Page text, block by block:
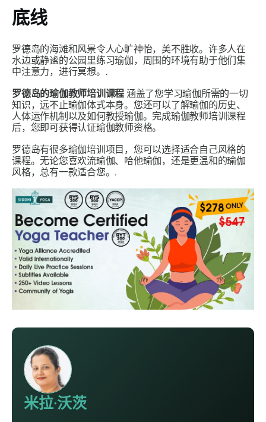
底线
罗德岛的海滩和风景令人心旷神怡，美不胜收。许多人在
水边或静谧的公园里练习瑜伽，周围的环境有助于他们集
中注意力，进行冥想。.
罗德岛的瑜伽教师培训课程 涵盖了您学习瑜伽所需的一切
知识，远不止瑜伽体式本身。您还可以了解瑜伽的历史、
人体运作机制以及如何教授瑜伽。完成瑜伽教师培训课程
后，您即可获得认证瑜伽教师资格。
罗德岛有很多瑜伽培训项目，您可以选择适合自己风格的
课程。无论您喜欢流瑜伽、哈他瑜伽，还是更温和的瑜伽
风格，总有一款适合您。.
米拉·沃茨